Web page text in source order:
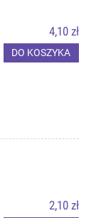
4,10 zł
DO KOSZYKA
2,10 zł